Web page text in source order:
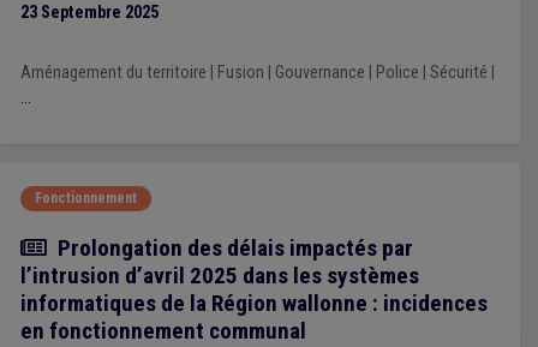
23 Septembre 2025
Aménagement du territoire Fusion Gouvernance Police Sécurité
...
Fonctionnement
Actualité
Prolongation des délais impactés par
l’intrusion d’avril 2025 dans les systèmes
informatiques de la Région wallonne : incidences
en fonctionnement communal